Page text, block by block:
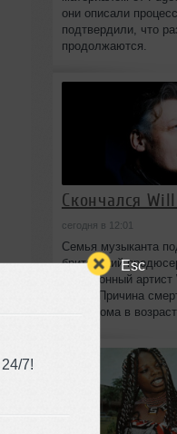
Esc
7!
они описали
подтвердили, что
продолжаются.
Скончался
сегодня в 12:01
Семья музыканта
британский
электронный
июля. Причина
умер дома в